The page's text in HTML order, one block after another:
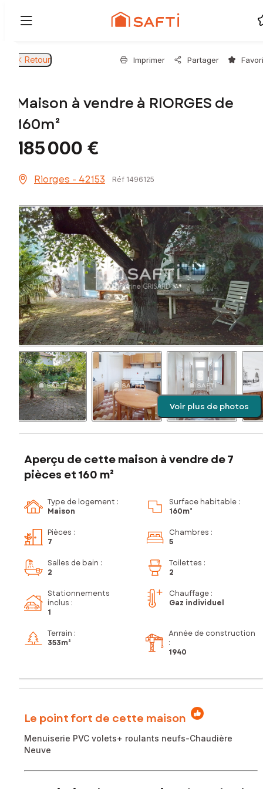
Retour Imprimer Partager
Maison à vendre à RIORGES de
160m²
185 000 €
Riorges - 42153 Réf 1496125
Voir plus de photos
Aperçu de cette maison à vendre de 7
pièces et 160 m²
Type de logement :
Maison
Surface habitable :
160m²
Pièces :
7
Chambres :
5
Salles de bain :
2
Toilettes :
2
Stationnements
inclus :
1
Chauffage :
Gaz individuel
Terrain :
353m²
Année de construction
:
1940
Le point fort de cette maison
Menuiserie PVC volets+ roulants neufs-Chaudière
Neuve